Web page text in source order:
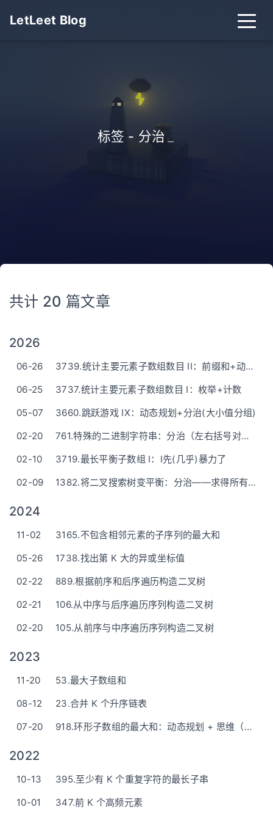
LetLeet Blog
标签 - 分治_
共计 20 篇文章
2026
06-26
3739.统计主要元素子数组数目 II：前缀和+动态规划+枚举维护(问题的多次转换)
06-25
3737.统计主要元素子数组数目 I：枚举+计数
05-07
3660.跳跃游戏 IX：动态规划+分治(大小值分组)
02-20
761.特殊的二进制字符串：分治（左右括号对移动）
02-10
3719.最长平衡子数组 I：I先(几乎)暴力了
02-09
1382.将二叉搜索树变平衡：分治——求得所有节点再重新建树
2024
11-02
3165.不包含相邻元素的子序列的最大和
05-26
1738.找出第 K 大的异或坐标值
02-22
889.根据前序和后序遍历构造二叉树
02-21
106.从中序与后序遍历序列构造二叉树
02-20
105.从前序与中序遍历序列构造二叉树
2023
11-20
53.最大子数组和
08-12
23.合并 K 个升序链表
07-20
918.环形子数组的最大和：动态规划 + 思维（反转）
2022
10-13
395.至少有 K 个重复字符的最长子串
10-01
347.前 K 个高频元素